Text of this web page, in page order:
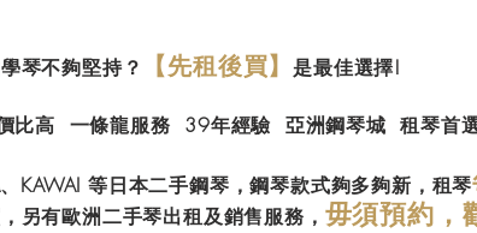
琴不夠堅持？ 【先租後買】是最佳選擇!
比高 一條龍服務 39年經驗 亞洲鋼琴城 租琴首
、KAWAI等日本二手鋼琴，鋼琴款式夠多夠新，租琴
另有歐洲二手琴出租及銷售服務， 毋須預約，